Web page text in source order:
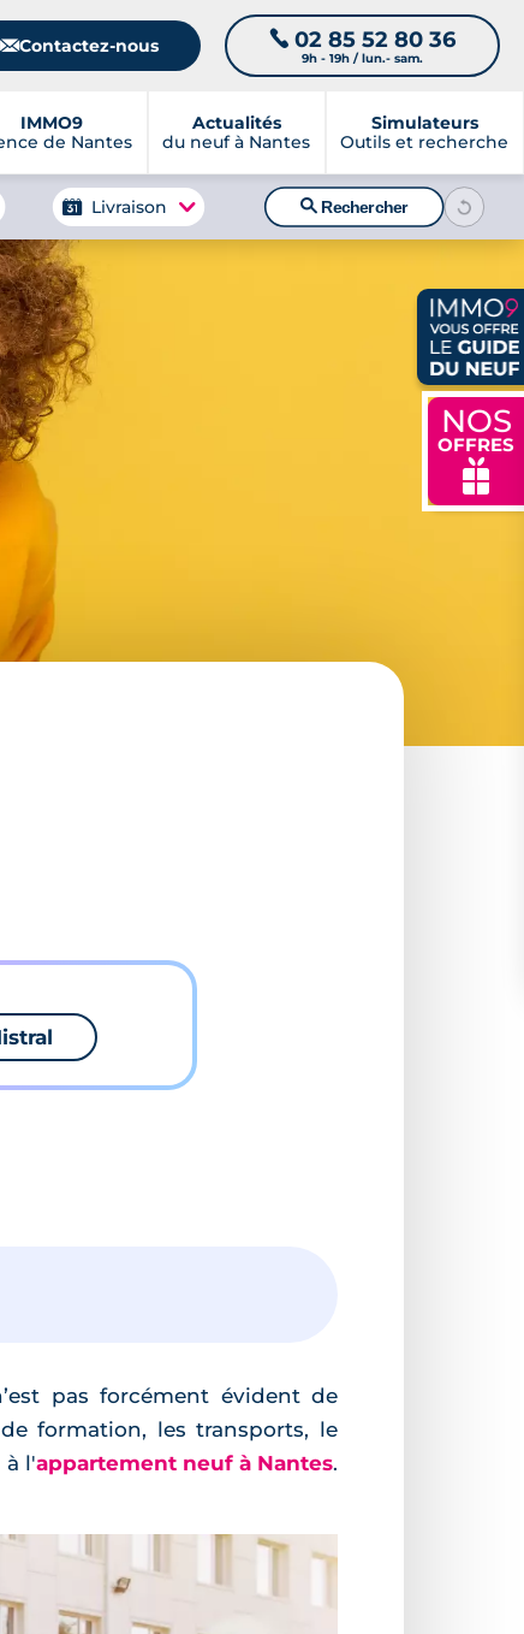
📧Contactez-nous 📞 02 85 52 80 36
9h - 19h / lun.- sam.
IMMO9
de Nantes
Actualités
du neuf à Nantes
Simulateurs
Outils et recherche
NOS
OFFRES
🎁
Livraison 🔍Rechercher
pas forcément évident de
formation, les transports, le
à l'appartement neuf à Nantes.